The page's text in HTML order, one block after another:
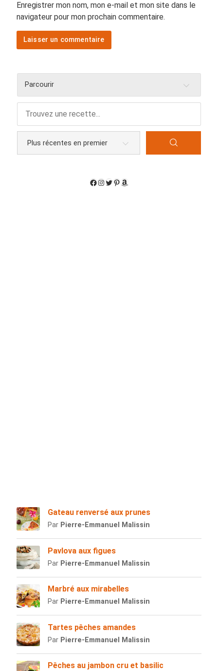
Enregistrer mon nom, mon e-mail et mon site dans le
navigateur pour mon prochain commentaire.
Parcourir
Gateau renversé aux prunes
Par Pierre-Emmanuel Malissin
Pavlova aux figues
Par Pierre-Emmanuel Malissin
Marbré aux mirabelles
Par Pierre-Emmanuel Malissin
Tartes pêches amandes
Par Pierre-Emmanuel Malissin
Pêches au jambon cru et basilic